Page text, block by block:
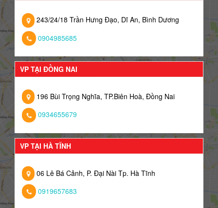
243/24/18 Trần Hưng Đạo, Dĩ An, Bình Dương
0904985685
VP TẠI ĐỒNG NAI
196 Bùi Trọng Nghĩa, TP.Biên Hoà, Đồng Nai
0934655679
VP TẠI HÀ TĨNH
06 Lê Bá Cảnh, P. Đại Nài Tp. Hà Tĩnh
0919657683